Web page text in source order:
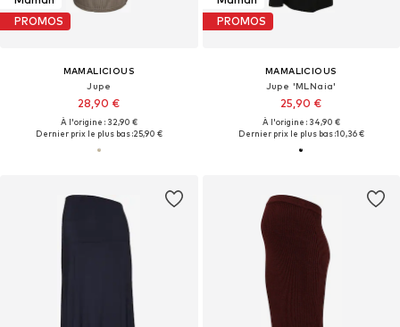
PROMOS
MAMALICIOUS
Jupe
28,90 €
À l'origine : 32,90 €
Dernier prix le plus bas :25,90 €
PROMOS
MAMALICIOUS
Jupe 'MLNaia'
25,90 €
À l'origine : 34,90 €
Dernier prix le plus bas :10,36 €